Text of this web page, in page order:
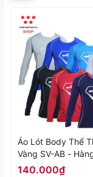
Áo Lót Body Thể
Vàng SV-AB -
Hãng
140.000₫